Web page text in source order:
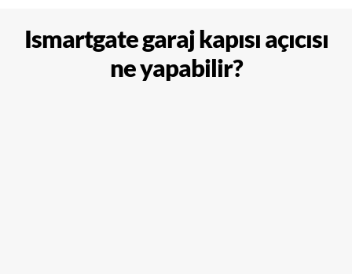
Ismartgate garaj kapısı açıcısı
ne yapabilir?